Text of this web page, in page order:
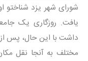
شورای شهر یزد شناختو
یافت. روزگاری یک
داشت با این حال، پس از
مختلف به آنجا نقل